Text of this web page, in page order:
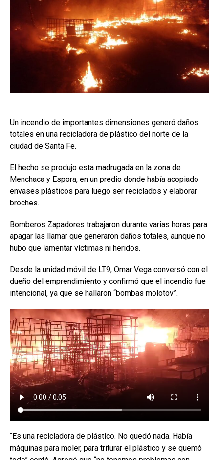
Un incendio de importantes dimensiones generó daños
totales en una recicladora de plástico del norte de la
ciudad de Santa Fe.
El hecho se produjo esta madrugada en la zona de
Menchaca y Espora, en un predio donde había acopiado
envases plásticos para luego ser reciclados y elaborar
broches.
Bomberos Zapadores trabajaron durante varias horas para
apagar las llamar que generaron daños totales, aunque no
hubo que lamentar víctimas ni heridos.
Desde la unidad móvil de LT9, Omar Vega conversó con el
dueño del emprendimiento y confirmó que el incendio fue
intencional, ya que se hallaron “bombas molotov”.
“Es una recicladora de plástico. No quedó nada. Había
máquinas para moler, para triturar el plástico y se quemó